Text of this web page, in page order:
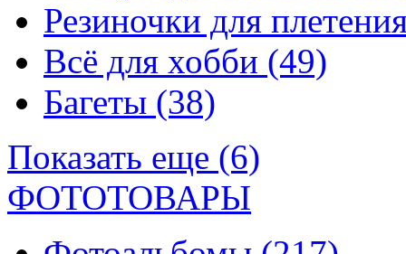
Резиночки для
Всё для хобби (49)
Багеты (38)
Показать еще (6)
ФОТОТОВАРЫ